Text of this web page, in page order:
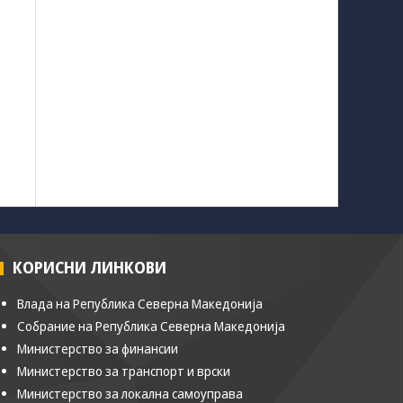
КОРИСНИ ЛИНКОВИ
Влада на Република Северна Македонија
Собрание на Република Северна Македонија
Министерство за финансии
Министерство за транспорт и врски
Министерство за локална самоуправа